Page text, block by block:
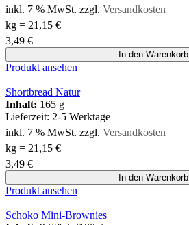
inkl. 7 % MwSt. zzgl. Versandkosten
kg = 21,15 €
3,49 €
In den Warenkorb
Produkt ansehen
Shortbread Natur
Inhalt: 165 g
Lieferzeit: 2-5 Werktage
inkl. 7 % MwSt. zzgl. Versandkosten
kg = 21,15 €
3,49 €
In den Warenkorb
Produkt ansehen
Schoko Mini-Brownies